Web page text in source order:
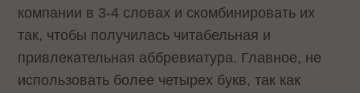
компании в 3-4 словах и скомбинировать их
так, чтобы получилась читабельная и
привлекательная аббревиатура. Главное, не
использовать более четырех букв, так как